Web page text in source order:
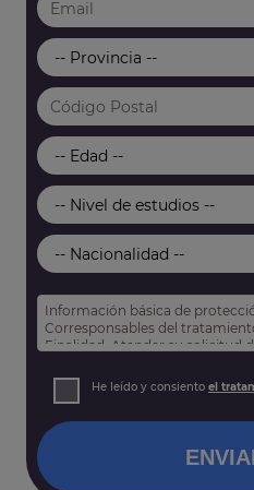
Información básica de
Corresponsables del
Finalidad: Atender su solicitud
Derechos: Puede acceder,
así como otros derechos tal y
He leído y consiento el